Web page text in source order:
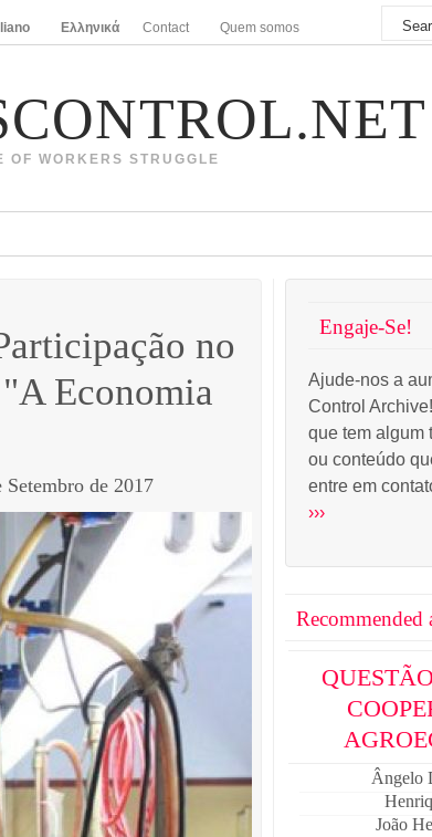
Ελληνικά Contact Quem somos
OF WORKERS STRUGGLE
no
Economia
de 2017
Engaje-Se!
Ajude-nos a
Control
que tem algum
ou conteúdo
entre em
›››
Recommended
Ângelo
João